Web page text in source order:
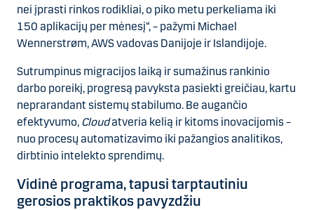
nei įprasti rinkos rodikliai, o piko metu perkeliama iki
150 aplikacijų per mėnesį“, – pažymi Michael
Wennerstrøm, AWS vadovas Danijoje ir Islandijoje.
Sutrumpinus migracijos laiką ir sumažinus rankinio
darbo poreikį, progresą pavyksta pasiekti greičiau, kartu
neprarandant sistemų stabilumo. Be augančio
efektyvumo, Cloudatveria kelią ir kitoms inovacijomis –
nuo procesų automatizavimo iki pažangios analitikos,
dirbtinio intelekto sprendimų.
Vidinė programa, tapusi tarptautiniu
gerosios praktikos pavyzdžiu